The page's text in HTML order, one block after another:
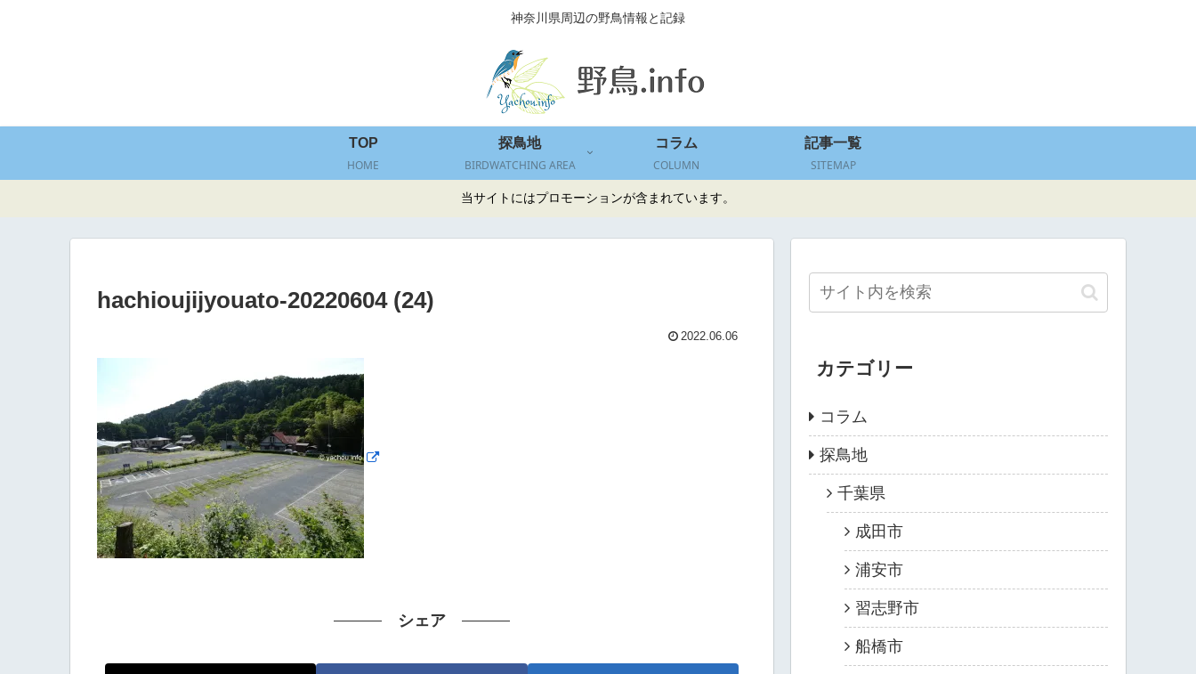
神奈川県周辺の野鳥情報と記録
TOP
HOME
探鳥地
BIRDWATCHING AREA
コラム
COLUMN
記事一覧
SITEMAP
当サイトにはプロモーションが含まれています。
hachioujijyouato-20220604 (24)
2022.06.06
シェア
カテゴリー
コラム
探鳥地
千葉県
成田市
浦安市
習志野市
船橋市